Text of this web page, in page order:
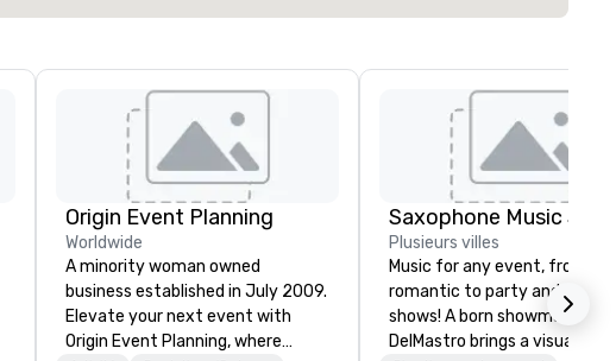
Origin Event Planning
Worldwide
A minority woman owned
business established in July 2009.
Elevate your next event with
Origin Event Planning, where
Plusieurs villes
Music for any event, from
romantic to party and
shows! A born showman,
DelMastro brings a visual and